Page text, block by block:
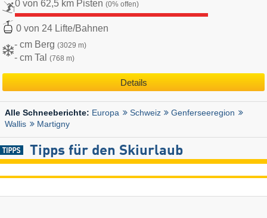
0 von 62,5 km Pisten (0% offen)
0 von 24 Lifte/Bahnen
- cm Berg (3029 m)
- cm Tal (768 m)
Details
Alle Schneeberichte: Europa Schweiz
Genferseeregion
Wallis
Martigny
Tipps für den Skiurlaub